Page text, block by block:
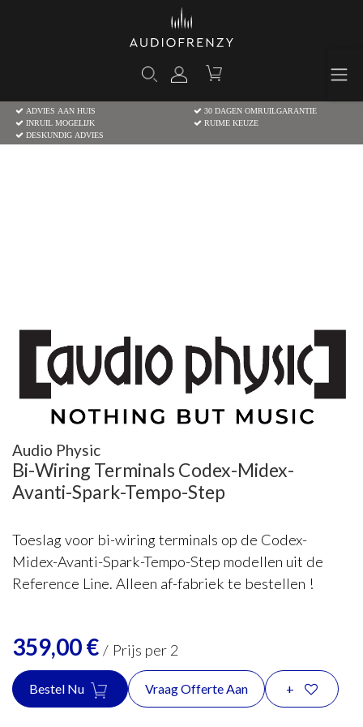
ADVIES AAN HUIS
30 DAGEN OMRUILGARANTIE
INRUIL MOGELIJK
RUIME KEUZE
DESKUNDIG ADVIES
Audio Physic
Bi-Wiring Terminals Codex-Midex-
Avanti-Spark-Tempo-Step
Toeslag voor bi-wiring terminals op de Codex-
Midex-Avanti-Spark-Tempo-Step modellen uit de
Reference Line. Alleen af-fabriek te bestellen !
359,00€ / Prijs per 2
Bestel Nu Vraag Offerte Aan +